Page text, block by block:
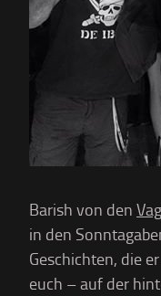
Barish von den
in den
Geschichten, die
euch – auf der